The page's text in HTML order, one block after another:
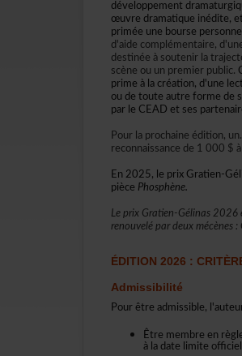
scèneouunpremierpublic.
En2025,leprixGratien-
pièce Phosphène.
LeprixGratien-
Admissibilité